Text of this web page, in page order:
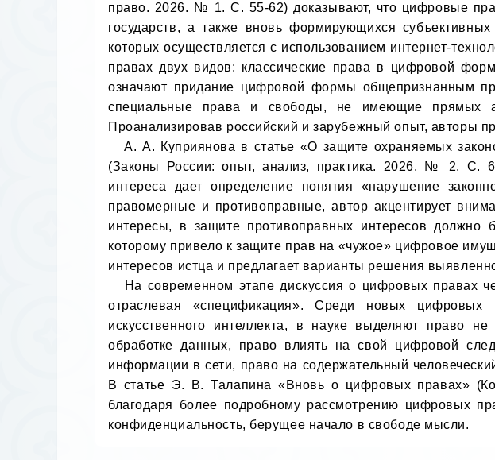
право. 2026. № 1. С. 55-62) доказывают, что цифровые
государств, а также вновь формирующихся
которых осуществляется с использованием интернет-
правах двух видов: классические права в цифровой
означают придание цифровой формы общепризнанным
специальные права и свободы, не имеющие прямых
Проанализировав российский и зарубежный опыт, авторы
   А. А. Куприянова в статье «О защите охраняемых законом интересов (на примере судебного спора о защите цифровых прав)»
(Законы России: опыт, анализ, практика. 2026. № 2. С.
интереса дает определение понятия «нарушение
правомерные и противоправные, автор акцентирует
интересы, в защите противоправных интересов должно
которому привело к защите прав на «чужое» цифровое
интересов истца и предлагает варианты решения
отраслевая «спецификация». Среди новых
искусственного интеллекта, в науке выделяют право
обработке данных, право влиять на свой цифровой
информации в сети, право на содержательный
В статье Э. В. Талапина «Вновь о цифровых правах»
благодаря более подробному рассмотрению цифровых
конфиденциальность, берущее начало в свободе мысли.